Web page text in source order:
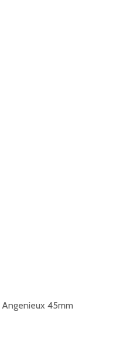
Angenieux 45mm